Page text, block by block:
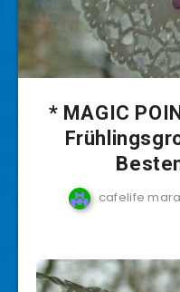
* MAGIC
cafelife